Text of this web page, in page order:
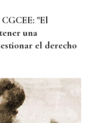
"El
una
el derecho